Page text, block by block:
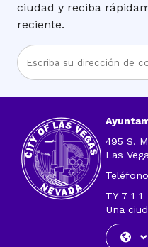
ciudad y reciba
reciente.
Ingrese
la
correo
electrónico
495 S.
Las
TY 7-1-1
Una